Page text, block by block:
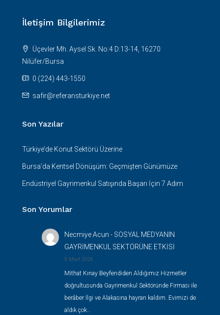
İletişim Bilgilerimiz
Üçevler Mh. Aysel Sk. No:4 D:13-14, 16270
Nilüfer/Bursa
0 (224) 443-1550
safir@referansturkiye.net
Son Yazılar
Türkiye’de Konut Sektörü Üzerine
Bursa’da Kentsel Dönüşüm: Geçmişten Günümüze
Endüstriyel Gayrimenkul Satışında Başarı İçin 7 Adım
Son Yorumlar
Necmiye Acun - SOSYAL MEDYANIN
GAYRİMENKUL SEKTÖRÜNE ETKİSİ
9 Mart 2026
Mithat Kınay Beyfendiden Aldığımız Hizmetler
doğrultusunda Gayrimenkul Sektöründe Firması ile
berâber İlgi ve Alakasına hayran kaldım. Evimizi de
aldık çok…